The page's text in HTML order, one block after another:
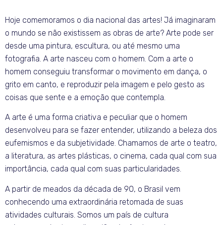
Hoje comemoramos o dia nacional das artes! Já imaginaram
o mundo se não existissem as obras de arte? Arte pode ser
desde uma pintura, escultura, ou até mesmo uma
fotografia. A arte nasceu com o homem. Com a arte o
homem conseguiu transformar o movimento em dança, o
grito em canto, e reproduzir pela imagem e pelo gesto as
coisas que sente e a emoção que contempla.
A arte é uma forma criativa e peculiar que o homem
desenvolveu para se fazer entender, utilizando a beleza dos
eufemismos e da subjetividade. Chamamos de arte o teatro,
a literatura, as artes plásticas, o cinema, cada qual com sua
importância, cada qual com suas particularidades.
A partir de meados da década de 90, o Brasil vem
conhecendo uma extraordinária retomada de suas
atividades culturais. Somos um país de cultura